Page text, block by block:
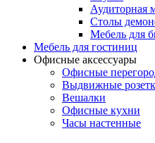
Аудиторная
Столы
Мебель для
Мебель для гостиниц
Офисные аксессуары
Офисные
Выдвижные
Вешалки
Офисные кухни
Часы настенные